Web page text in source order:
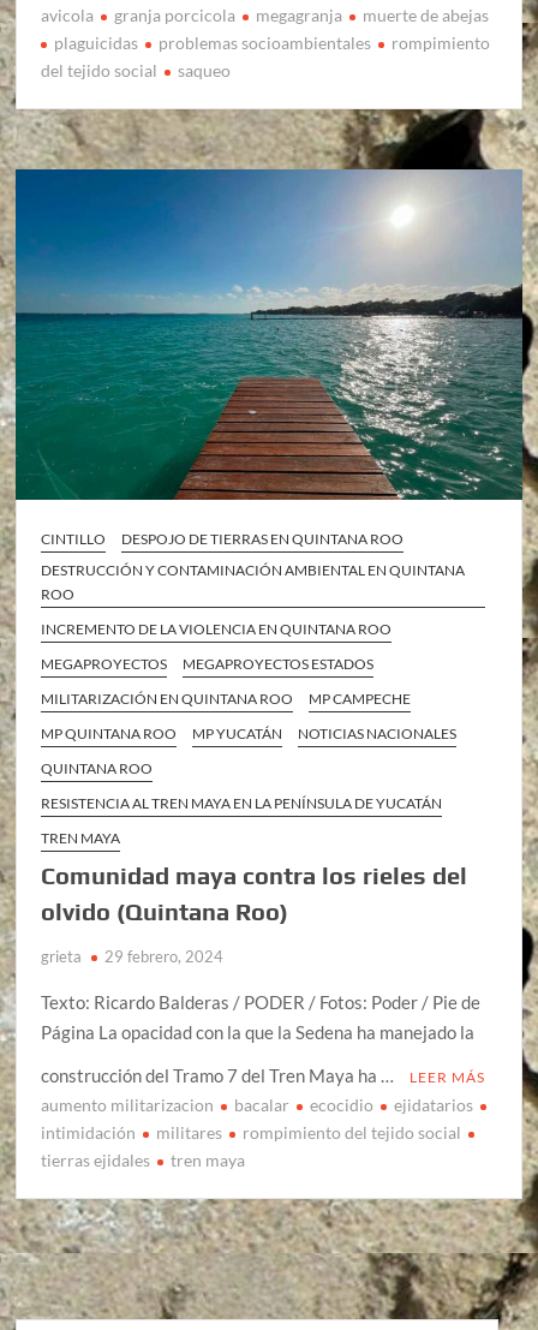
avicola
granja porcicola megagranja
muerte de abejas
plaguicidas
problemas socioambientales
rompimiento
del tejido social
saqueo
CINTILLO
DESPOJO DE TIERRAS EN QUINTANA ROO
DESTRUCCIÓN Y CONTAMINACIÓN AMBIENTAL EN QUINTANA
ROO
INCREMENTO DE LA VIOLENCIA EN QUINTANA ROO
MEGAPROYECTOS
MEGAPROYECTOS ESTADOS
MILITARIZACIÓN EN QUINTANA ROO
MP CAMPECHE
MP QUINTANA ROO
MP YUCATÁN
NOTICIAS NACIONALES
QUINTANA ROO
RESISTENCIA AL TREN MAYA EN LA PENÍNSULA DE YUCATÁN
TREN MAYA
Comunidad maya contra los rieles del
olvido (Quintana Roo)
grieta 29 febrero, 2024
Texto: Ricardo Balderas / PODER / Fotos: Poder / Pie de
Página La opacidad con la que la Sedena ha manejado la
construcción del Tramo 7 del Tren Maya ha …
LEER MÁS
aumento militarizacion bacalar ecocidio
ejidatarios
intimidación
militares
rompimiento del tejido social
tierras ejidales
tren maya